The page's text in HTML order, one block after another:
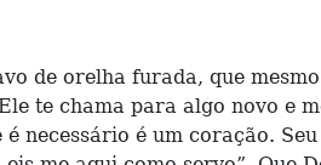
de orelha furada, que
te chama para algo novo e
necessário é um coração.